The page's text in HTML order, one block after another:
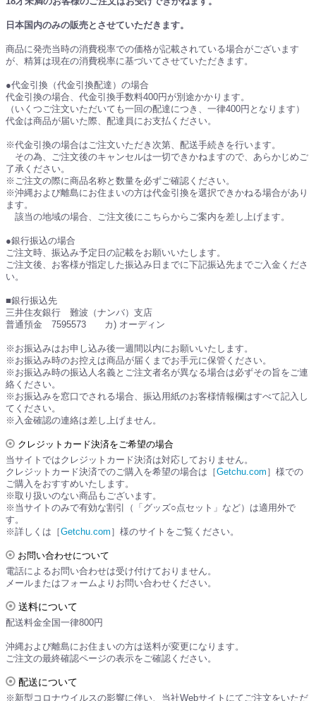
日本国内のみの販売とさせていただきます。
商品に発売当時の消費税率での価格が記載されている場合がございます
が、精算は現在の消費税率に基づいてさせていただきます。
●代金引換（代金引換配達）の場合
代金引換の場合、代金引換手数料400円が別途かかります。
（いくつご注文いただいても一回の配達につき、一律400円となります）
代金は商品が届いた際、配達員にお支払ください。
※代金引換の場合はご注文いただき次第、配送手続きを行います。
その為、ご注文後のキャンセルは一切できかねますので、あらかじめご
了承ください。
※ご注文の際に商品名称と数量を必ずご確認ください。
※沖縄および離島にお住まいの方は代金引換を選択できかねる場合があり
ます。
該当の地域の場合、ご注文後にこちらからご案内を差し上げます。
●銀行振込の場合
ご注文時、振込み予定日の記載をお願いいたします。
ご注文後、お客様が指定した振込み日までに下記振込先までご入金くださ
い。
■銀行振込先
三井住友銀行 難波（ナンバ）支店
普通預金 7595573 カ) オーディン
※お振込みはお申し込み後一週間以内にお願いいたします。
※お振込み時のお控えは商品が届くまでお手元に保管ください。
※お振込み時の振込人名義とご注文者名が異なる場合は必ずその旨をご連
絡ください。
※お振込みを窓口でされる場合、振込用紙のお客様情報欄はすべて記入し
てください。
※入金確認の連絡は差し上げません。
クレジットカード決済をご希望の場合
当サイトではクレジットカード決済は対応しておりません。
クレジットカード決済でのご購入を希望の場合は［Getchu.com ］様での
ご購入をおすすめいたします。
※取り扱いのない商品もございます。
※当サイトのみで有効な割引（「グッズ○点セット」など）は適用外で
す。
※詳しくは［Getchu.com ］様のサイトをご覧ください。
お問い合わせについて
電話によるお問い合わせは受け付けておりません。
メールまたはフォームよりお問い合わせください。
送料について
配送料金全国一律800円
沖縄および離島にお住まいの方は送料が変更になります。
ご注文の最終確認ページの表示をご確認ください。
配送について
※新型コロナウイルスの影響に伴い、当社Webサイトにてご注文をいただ